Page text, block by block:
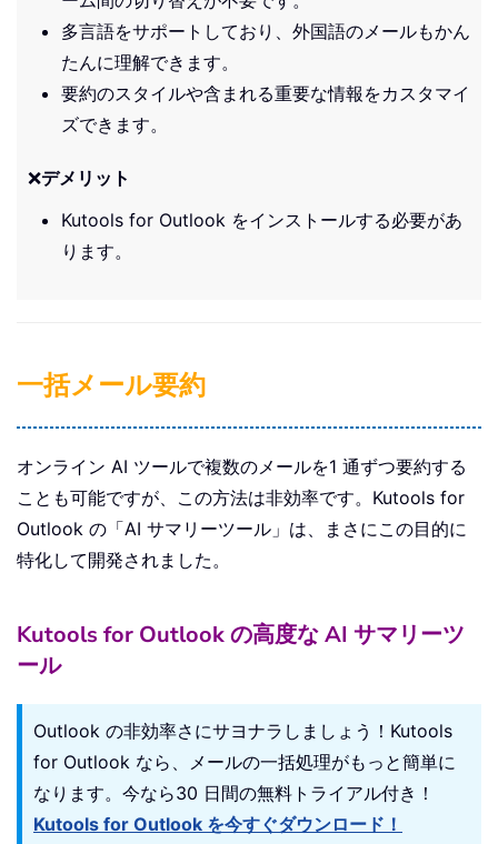
多言語をサポートしており、外国語のメールもかん
たんに理解できます。
要約のスタイルや含まれる重要な情報をカスタマイ
ズできます。
❌デメリット
Kutools for Outlook をインストールする必要があ
ります。
一括メール要約
オンライン AI ツールで複数のメールを1 通ずつ要約する
ことも可能ですが、この方法は非効率です。Kutools for
Outlook の「AI サマリーツール」は、まさにこの目的に
特化して開発されました。
Kutools for Outlook の高度な AI サマリーツ
ール
Outlook の非効率さにサヨナラしましょう！Kutools
for Outlook なら、メールの一括処理がもっと簡単に
なります。今なら30 日間の無料トライアル付き！
Kutools for Outlook を今すぐダウンロード！